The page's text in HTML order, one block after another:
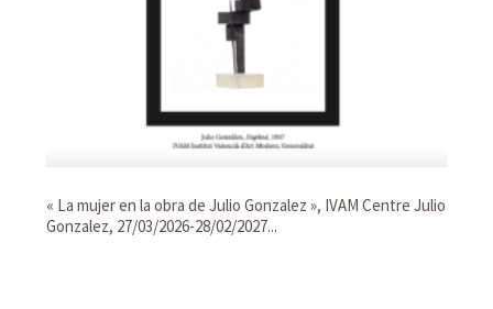
« La mujer en la obra de Julio Gonzalez », IVAM Centre Julio
Gonzalez, 27/03/2026-28/02/2027...